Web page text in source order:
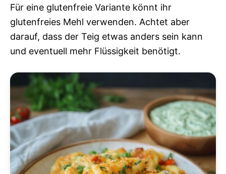
Für eine glutenfreie Variante könnt ihr
glutenfreies Mehl verwenden. Achtet aber
darauf, dass der Teig etwas anders sein kann
und eventuell mehr Flüssigkeit benötigt.